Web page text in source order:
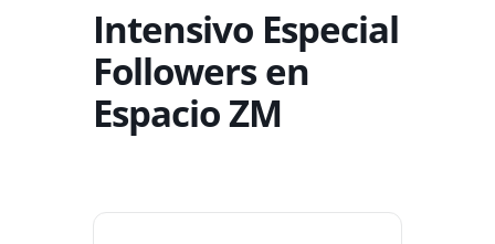
Intensivo Especial
Followers en
Espacio ZM